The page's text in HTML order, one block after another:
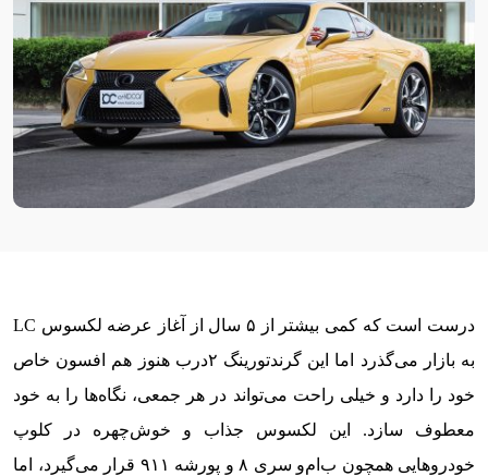
درست است که کمی بیشتر از ۵ سال از آغاز عرضه لکسوس LC
به بازار می‌گذرد اما این گرندتورینگ ۲درب هنوز هم افسون خاص
خود را دارد و خیلی راحت می‌تواند در هر جمعی، نگاه‌ها را به خود
معطوف سازد. این لکسوس جذاب و خوش‌چهره در کلوپ
خودروهایی همچون ب‌ام‌و سری ۸ و پورشه ۹۱۱ قرار می‌گیرد، اما